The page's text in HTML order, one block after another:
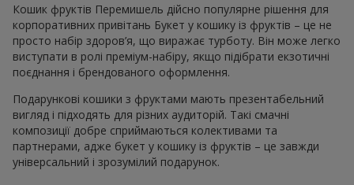
Кошик фруктів Перемишель дійсно популярне рішення для
корпоративних привітань Букет у кошику із фруктів – це не
просто набір здоров’я, що виражає турботу. Він може легко
виступати в ролі преміум-набіру, якщо підібрати екзотичні
поєднання і брендованого оформлення.
Подарункові кошики з фруктами мають презентабельний
вигляд і підходять для різних аудиторій. Такі смачні
композиції добре сприймаються колективами та
партнерами, адже букет у кошику із фруктів – це завжди
універсальний і зрозумілий подарунок.